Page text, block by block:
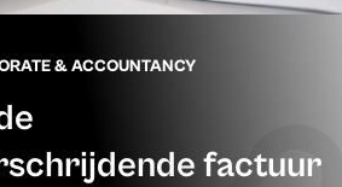
& ACCOUNTANCY
factuur